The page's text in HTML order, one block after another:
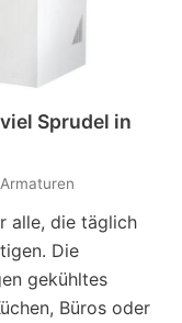
Sprudel in
alle, die täglich
Die
gekühltes
Büros oder